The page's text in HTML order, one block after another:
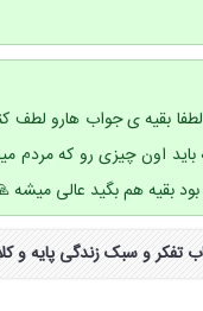
بقیه ی جواب هارو لطف
اون چیزی رو که مردم
بود بقیه هم بگید عالی